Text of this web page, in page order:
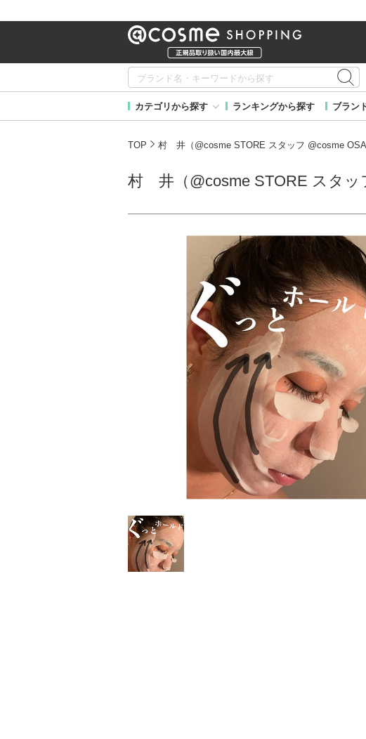
カテゴリから探す ランキングから探す ブラン
TOP 村 井（@cosme STORE スタッフ @cosme
村 井（@cosme STORE スタッ